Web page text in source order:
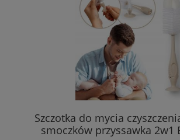
Szczotka do mycia
smoczków przyssawka 2w1